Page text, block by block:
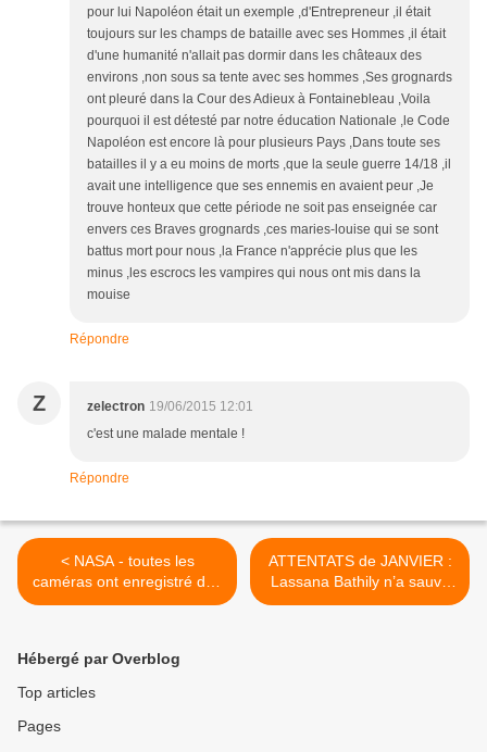
pour lui Napoléon était un exemple ,d'Entrepreneur ,il était
toujours sur les champs de bataille avec ses Hommes ,il était
d'une humanité n'allait pas dormir dans les châteaux des
environs ,non sous sa tente avec ses hommes ,Ses grognards
ont pleuré dans la Cour des Adieux à Fontainebleau ,Voila
pourquoi il est détesté par notre éducation Nationale ,le Code
Napoléon est encore là pour plusieurs Pays ,Dans toute ses
batailles il y a eu moins de morts ,que la seule guerre 14/18 ,il
avait une intelligence que ses ennemis en avaient peur ,Je
trouve honteux que cette période ne soit pas enseignée car
envers ces Braves grognards ,ces maries-louise qui se sont
battus mort pour nous ,la France n'apprécie plus que les
minus ,les escrocs les vampires qui nous ont mis dans la
mouise
Répondre
Z zelectron 19/06/2015 12:01
c'est une malade mentale !
Répondre
< NASA - toutes les
caméras ont enregistré des
centaines de météores en 4
ATTENTATS de JANVIER :
Lassana Bathily n’a sauvé
personne mais il fallait à la
Hébergé par Overblog
Top articles
Pages